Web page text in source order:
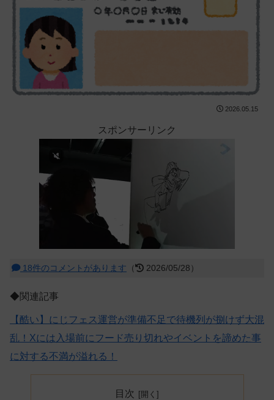
2026.05.15
スポンサーリンク
18件のコメントがあります （ 2026/05/28）
◆関連記事
【酷い】にじフェス運営が準備不足で待機列が捌けず大混
乱！Xには入場前にフード売り切れやイベントを諦めた事
に対する不満が溢れる！
目次